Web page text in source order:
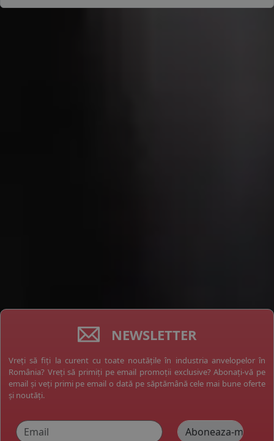
NEWSLETTER
Vreți să fiți la curent cu toate noutățile în industria anvelopelor în
România? Vreți să primiți pe email promoții exclusive? Abonați-vă pe
email și veți primi pe email o dată pe săptămână cele mai bune oferte
și noutăți.